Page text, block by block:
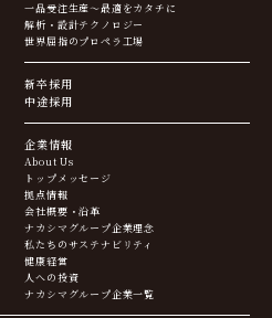
一品受注生産～最適をカタチに
解析・設計テクノロジー
世界屈指のプロペラ工場
新卒採用
中途採用
企業情報
About Us
トップメッセージ
拠点情報
会社概要・沿革
ナカシマグループ企業理念
私たちのサステナビリティ
健康経営
人への投資
ナカシマグループ企業一覧